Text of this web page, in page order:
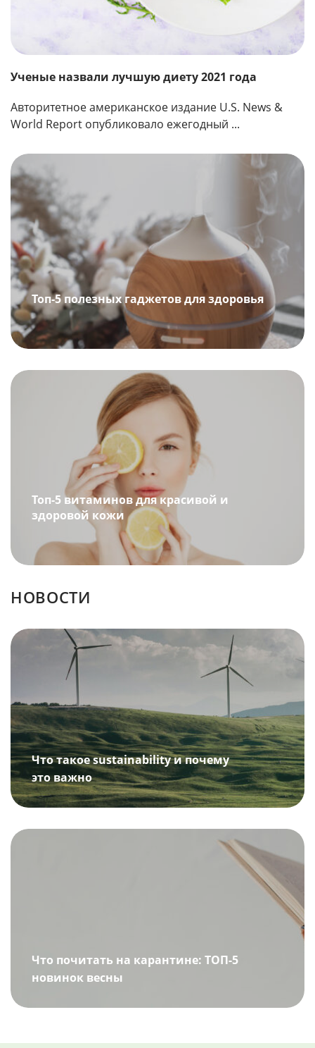
Ученые назвали лучшую диету 2021 года
Авторитетное американское издание U.S. News &
World Report опубликовало ежегодный ...
Топ-5 полезных гаджетов для здоровья
Топ-5 витаминов для красивой и
здоровой кожи
НОВОСТИ
Что такое sustainability и почему
это важно
Что почитать на карантине: ТОП-5
новинок весны